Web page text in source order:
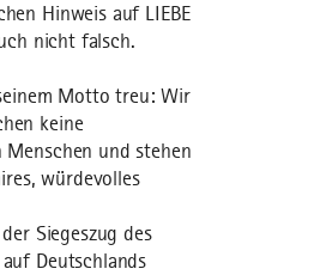
Hinweis auf LIEBE
nicht falsch.
Motto treu: Wir
keine
Menschen und stehen
würdevolles
Siegeszug des
Deutschlands